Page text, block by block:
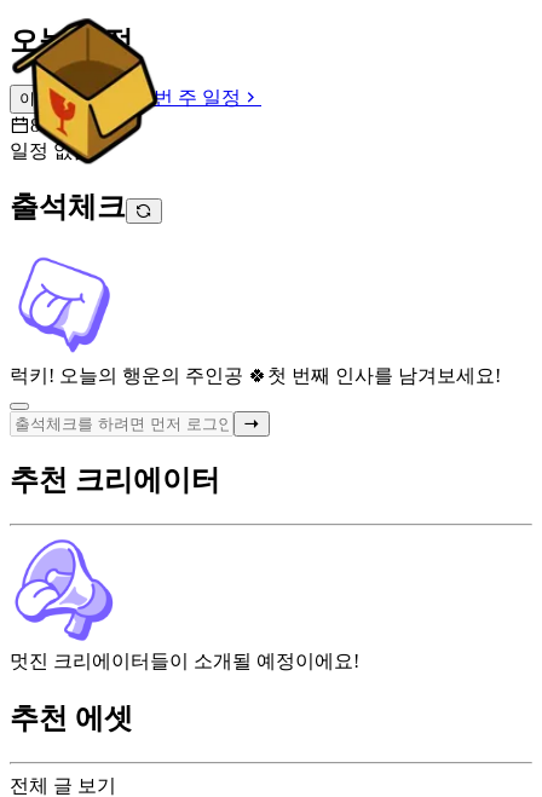
오늘 일정
이번 주 일정
이번 주 일정
8월 8일 [토]
일정 없음
출석체크
럭키! 오늘의 행운의 주인공 🍀 첫 번째 인사를 남겨보세요!
전체 글 보기
추천 크리에이터
멋진 크리에이터들이 소개될 예정이에요!
추천 에셋